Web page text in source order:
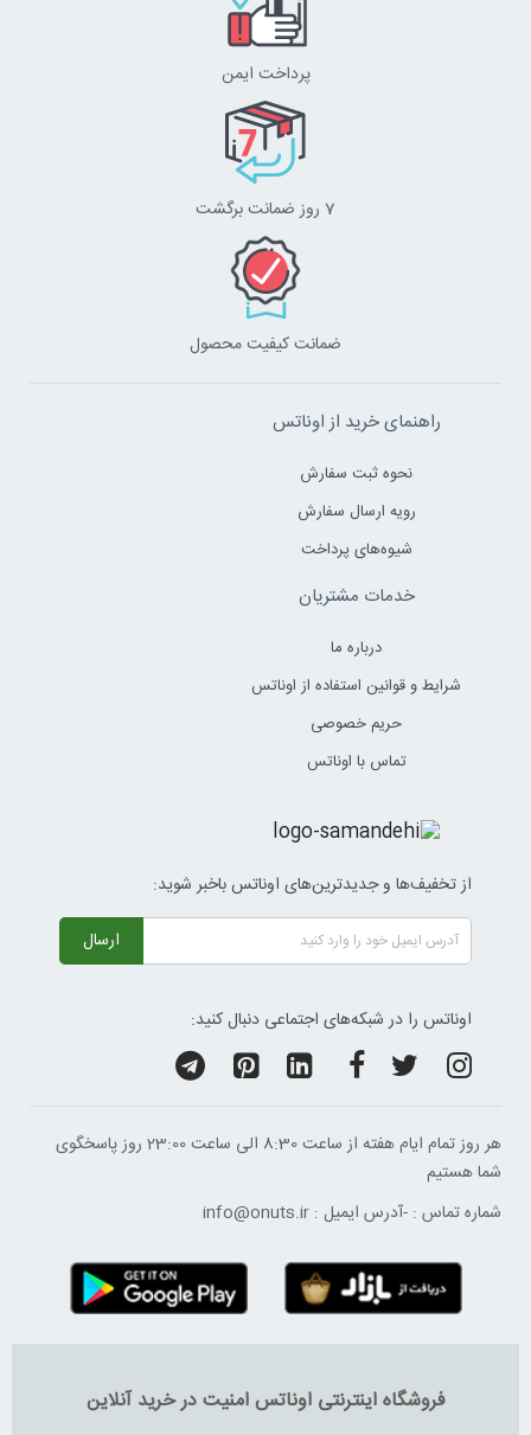
پرداخت ایمن
7 روز ضمانت برگشت
ضمانت کیفیت محصول
راهنمای خرید از اوناتس
نحوه ثبت سفارش
رویه ارسال سفارش
شیوه‌های پرداخت
خدمات مشتریان
درباره ما
شرایط و قوانین استفاده از اوناتس
حریم خصوصی
تماس با اوناتس
از تخفیف‌ها و جدیدترین‌های اوناتس باخبر شوید:
ارسال
اوناتس را در شبکه‌های اجتماعی دنبال کنید:
هر روز تمام ایام هفته از ساعت 8:30 الی ساعت 23:00 ‌روز پاسخگوی
شما هستیم
شماره تماس : -آدرس ایمیل : info@onuts.ir
فروشگاه اینترنتی اوناتس امنیت در خرید آنلاین